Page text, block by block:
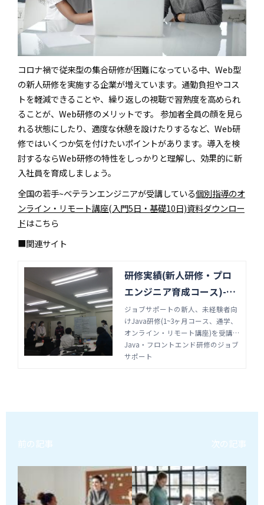
コロナ禍で従来型の集合研修が困難になっている中、Web型
の新人研修を実施する企業が増えています。通勤負担やコス
トを軽減できることや、繰り返しの視聴で習熟度を高められ
ることが、Web研修のメリットです。 参加者全員の顔を見ら
れる状態にしたり、適度な休憩を設けたりするなど、Web研
修ではいくつか気を付けたいポイントがあります。導入を検
討するならWeb研修の特性をしっかりと理解し、効果的に新
入社員を育成しましょう。
全国の若手~ベテランエンジニアが受講している個別指導のオ
ンライン・リモート講座(入門5日・基礎10日)資料ダウンロー
ドはこちら
■関連サイト
研修実績(新人研修・プロ
エンジニア育成コース)-Ja
va・フロントエンド研修の
ジョブサポート
ジョブサポートの新人、未経験者向
けJava研修(1~3ヶ月コース、通学、
オンライン・リモート講座)を受講い
ただいた企業様の声をご紹介してお
ります。Java・フロントエンド研修
Java・フロントエンド研修のジョブ
サポート
前の記事 次の記事